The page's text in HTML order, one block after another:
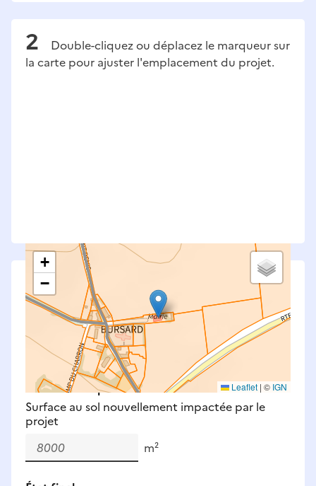
Double-cliquez ou déplacez le marqueur sur
la carte pour ajuster l'emplacement du projet.
+
−
Leaflet | © IGN
Saisissez les surfaces aménagées par le projet
Surfaces à prendre en compte : bâti, voirie,
espaces verts, remblais et bassins — impacts
définitifs et temporaires (travaux).
Nouveaux impacts
Surface au sol nouvellement impactée par le
projet
m²